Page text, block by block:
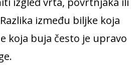
između biljke koja
koja buja često je upravo